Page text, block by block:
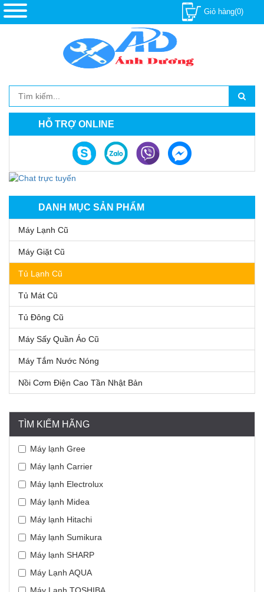
Giỏ hàng(0)
HỖ TRỢ ONLINE
DANH MỤC SẢN PHẨM
Máy Lạnh Cũ
Máy Giặt Cũ
Tủ Lạnh Cũ
Tủ Mát Cũ
Tủ Đông Cũ
Máy Sấy Quần Áo Cũ
Máy Tắm Nước Nóng
Nồi Cơm Điện Cao Tần Nhật Bản
TÌM KIẾM HÃNG
Máy lạnh Gree
Máy lạnh Carrier
Máy lạnh Electrolux
Máy lạnh Midea
Máy lạnh Hitachi
Máy lạnh Sumikura
Máy lạnh SHARP
Máy Lạnh AQUA